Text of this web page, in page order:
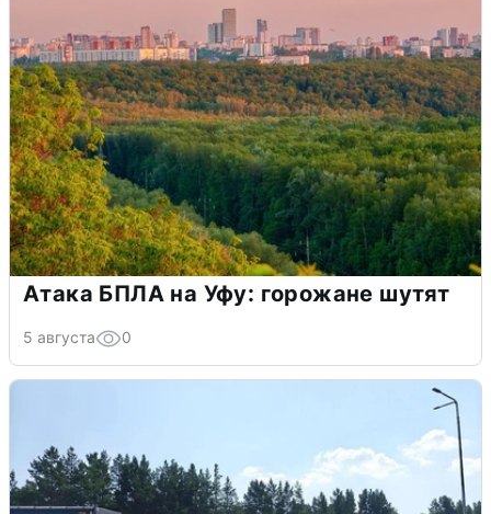
Атака БПЛА на Уфу: горожане шутят
5 августа 0